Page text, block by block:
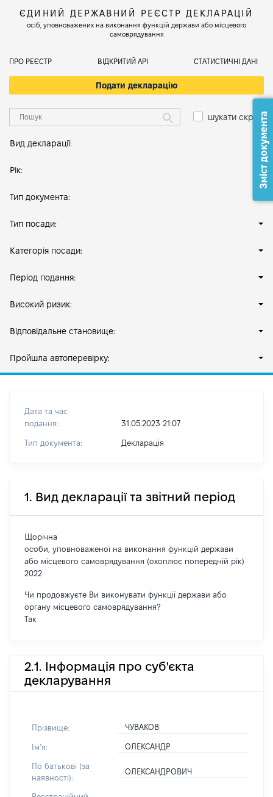
ЄДИНИЙ ДЕРЖАВНИЙ РЕЄСТР ДЕКЛАРАЦІЙ
осіб, уповноважених на виконання функцій держави або місцевого
самоврядування
ПРО РЕЄСТР ВІДКРИТИЙ АРІ СТАТИСТИЧНІ ДАНІ
Подати декларацію
шукати скрізь
Вид декларації:
Рік:
Тип документа:
Тип посади:
Категорія посади:
Період подання:
Високий ризик:
Відповідальне становище:
Пройшла автоперевірку:
Дата та час
подання:
31.05.2023 21:07
Тип документа: Декларація
1. Вид декларації та звітний період
Щорічна
особи, уповноваженої на виконання функцій держави
або місцевого самоврядування (охоплює попередній рік)
2022
Чи продовжуєте Ви виконувати функції держави або
органу місцевого самоврядування?
Так
2.1. Інформація про суб'єкта
декларування
Прізвище: ЧУВАКОВ
Імʼя: ОЛЕКСАНДР
По батькові (за
наявності):
ОЛЕКСАНДРОВИЧ
Зміст документа